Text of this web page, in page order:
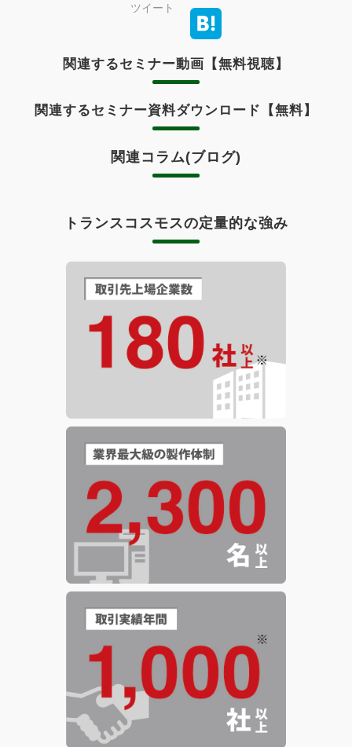
ツイート
関連するセミナー動画【無料視聴】
関連するセミナー資料ダウンロード【無料】
関連コラム(ブログ)
トランスコスモスの定量的な強み